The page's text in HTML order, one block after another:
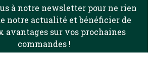
à notre newsletter pour ne rien
notre actualité et bénéficier de
avantages sur vos prochaines
commandes !